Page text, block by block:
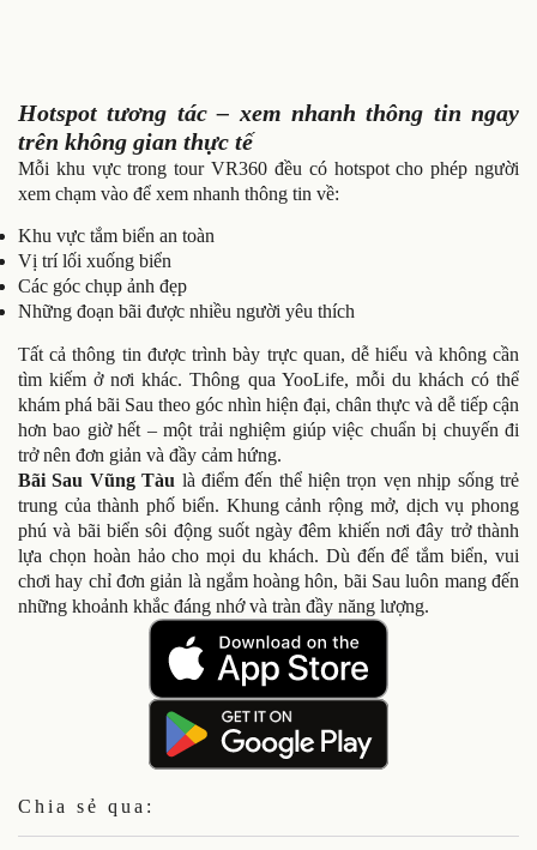
Hotspot tương tác – xem nhanh thông tin ngay
trên không gian thực tế
Mỗi khu vực trong tour VR360 đều có hotspot cho phép người
xem chạm vào để xem nhanh thông tin về:
Khu vực tắm biển an toàn
Vị trí lối xuống biển
Các góc chụp ảnh đẹp
Những đoạn bãi được nhiều người yêu thích
Tất cả thông tin được trình bày trực quan, dễ hiểu và không cần
tìm kiếm ở nơi khác.Thông qua YooLife, mỗi du khách có thể
khám phá bãi Sau theo góc nhìn hiện đại, chân thực và dễ tiếp cận
hơn bao giờ hết – một trải nghiệm giúp việc chuẩn bị chuyến đi
trở nên đơn giản và đầy cảm hứng.
Bãi Sau Vũng Tàu là điểm đến thể hiện trọn vẹn nhịp sống trẻ
trung của thành phố biển. Khung cảnh rộng mở, dịch vụ phong
phú và bãi biển sôi động suốt ngày đêm khiến nơi đây trở thành
lựa chọn hoàn hảo cho mọi du khách. Dù đến để tắm biển, vui
chơi hay chỉ đơn giản là ngắm hoàng hôn, bãi Sau luôn mang đến
những khoảnh khắc đáng nhớ và tràn đầy năng lượng.
Chia sẻ qua: